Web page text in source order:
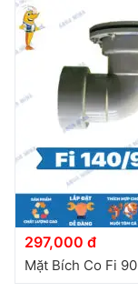
297,000 đ
Mặt Bích Co Fi